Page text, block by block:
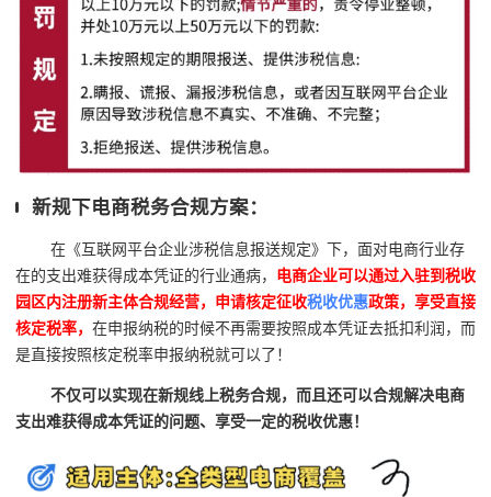
新规下电商税务合规方案：
在《互联网平台企业涉税信息报送规定》下，面对电商行业存
在的支出难获得成本凭证的行业通病， 电商企业可以通过入驻到税收
园区内注册新主体合规经营，申请核定征收税收优惠政策，享受直接
核定税率， 在申报纳税的时候不再需要按照成本凭证去抵扣利润，而
是直接按照核定税率申报纳税就可以了！
不仅可以实现在新规线上税务合规，而且还可以合规解决电商
支出难获得成本凭证的问题、享受一定的税收优惠！